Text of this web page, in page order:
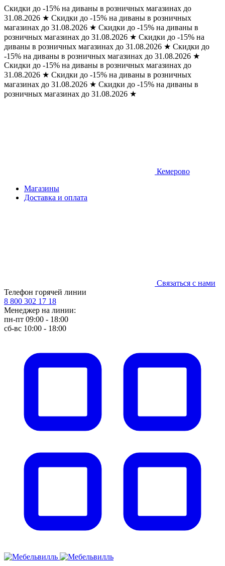
Скидки до -15% на диваны в розничных магазинах до
31.08.2026 ★ Скидки до -15% на диваны в розничных
магазинах до 31.08.2026 ★ Скидки до -15% на диваны в
розничных магазинах до 31.08.2026 ★ Скидки до -15% на
диваны в розничных магазинах до 31.08.2026 ★ Скидки до
-15% на диваны в розничных магазинах до 31.08.2026 ★
Скидки до -15% на диваны в розничных магазинах до
31.08.2026 ★ Скидки до -15% на диваны в розничных
магазинах до 31.08.2026 ★ Скидки до -15% на диваны в
розничных магазинах до 31.08.2026 ★
Кемерово
Магазины
Доставка и оплата
Связаться с нами
Телефон горячей линии
8 800 302 17 18
Менеджер на линии:
пн-пт 09:00 - 18:00
сб-вс 10:00 - 18:00